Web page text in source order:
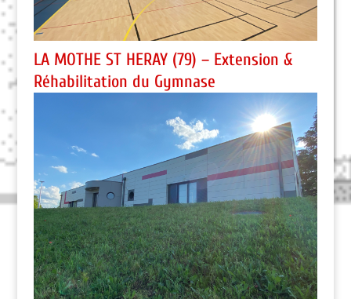
LA MOTHE ST HERAY (79) – Extension &
Réhabilitation du Gymnase